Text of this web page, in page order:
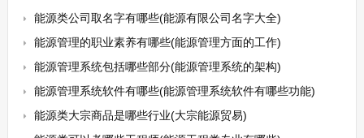
能源类公司取名字有哪些(能源有限公司名字大全)
能源管理的职业素养有哪些(能源管理方面的工作)
能源管理系统包括哪些部分(能源管理系统的架构)
能源管理系统软件有哪些(能源管理系统软件有哪些功能)
能源类大宗商品是哪些行业(大宗能源贸易)